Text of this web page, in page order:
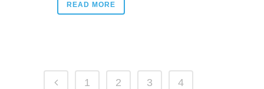
READ MORE
1 2 3 4